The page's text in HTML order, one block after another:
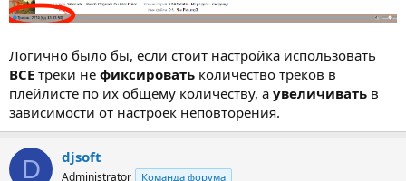
Логично было бы, если стоит настройка использовать
ВСЕ треки не фиксировать количество треков в
плейлисте по их общему количеству, а увеличивать в
зависимости от настроек неповторения.
D djsoft
Administrator Команда форума